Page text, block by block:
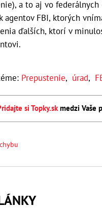
a to aj vo
agentov FBI, ktorých
ďalších, ktorí v
Prepustenie, úrad,
si Topky.skmedzi Vaše